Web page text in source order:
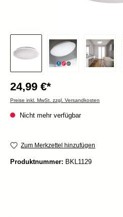
24,99 €*
Preise inkl. MwSt. zzgl. Versandkosten
Nicht mehr verfügbar
Zum Merkzettel hinzufügen
Produktnummer: BKL1129